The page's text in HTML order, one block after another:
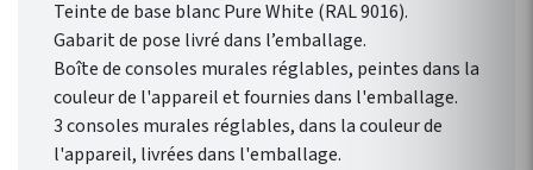
Teinte de base blanc Pure White (RAL 9016).
Gabarit de pose livré dans l’emballage.
Boîte de consoles murales réglables, peintes dans la
couleur de l'appareil et fournies dans l'emballage.
3 consoles murales réglables, dans la couleur de
l'appareil, livrées dans l'emballage.